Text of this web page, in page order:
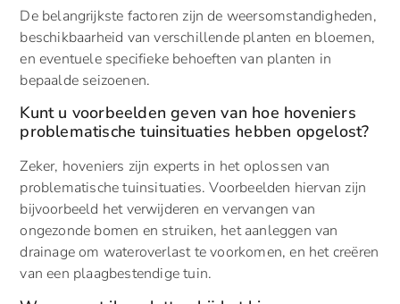
De belangrijkste factoren zijn de weersomstandigheden,
beschikbaarheid van verschillende planten en bloemen,
en eventuele specifieke behoeften van planten in
bepaalde seizoenen.
Kunt u voorbeelden geven van hoe hoveniers
problematische tuinsituaties hebben opgelost?
Zeker, hoveniers zijn experts in het oplossen van
problematische tuinsituaties. Voorbeelden hiervan zijn
bijvoorbeeld het verwijderen en vervangen van
ongezonde bomen en struiken, het aanleggen van
drainage om wateroverlast te voorkomen, en het creëren
van een plaagbestendige tuin.